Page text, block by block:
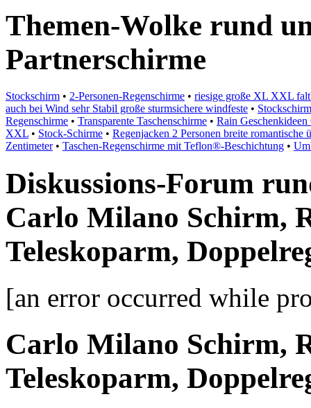
Themen-Wolke rund
Partnerschirme
Stockschirm • 2-Personen-Regenschirme • riesige große XL XXL
auch bei Wind sehr Stabil große sturmsichere windfeste •
Regenschirme • Transparente Taschenschirme • Rain
XXL • Stock-Schirme • Regenjacken 2 Personen breite romantische
Zentimeter• Taschen-Regenschirme mit Teflon®-Beschichtung •
Diskussions-Forum
Carlo Milano Schirm,
Teleskoparm,
[an error occurred while
Carlo Milano Schirm,
Teleskoparm,